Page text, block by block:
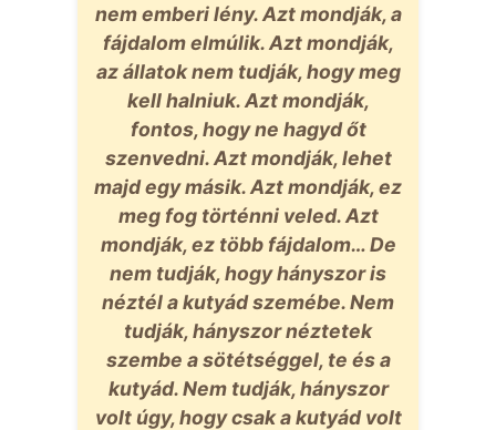
nem emberi lény. Azt mondják, a
fájdalom elmúlik. Azt mondják,
az állatok nem tudják, hogy meg
kell halniuk. Azt mondják,
fontos, hogy ne hagyd őt
szenvedni. Azt mondják, lehet
majd egy másik. Azt mondják, ez
meg fog történni veled. Azt
mondják, ez több fájdalom… De
nem tudják, hogy hányszor is
néztél a kutyád szemébe. Nem
tudják, hányszor néztetek
szembe a sötétséggel, te és a
kutyád. Nem tudják, hányszor
volt úgy, hogy csak a kutyád volt